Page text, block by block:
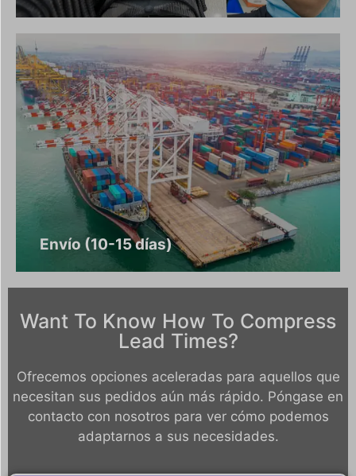
Envío (10-15 días)
Want To Know How To Compress
Lead Times?
Ofrecemos opciones aceleradas para aquellos que
necesitan sus pedidos aún más rápido. Póngase en
contacto con nosotros para ver cómo podemos
adaptarnos a sus necesidades.